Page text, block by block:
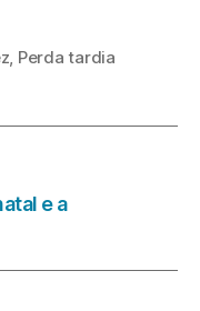
, Perda tardia
e a